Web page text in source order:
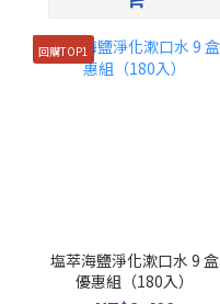
回購TOP1
塩萃海鹽淨化漱口水 9 盒
優惠組（180入）